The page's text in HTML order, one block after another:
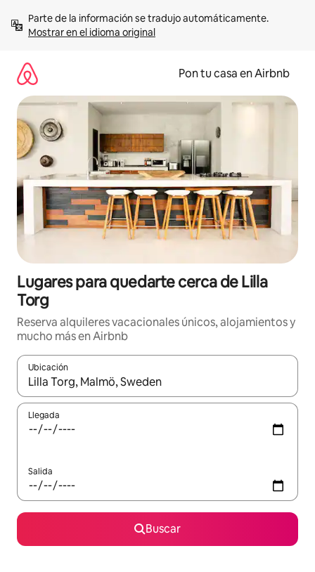
contenidoMostrar en el idioma original
Pon tu casa en Airbnb
Lugares para quedarte cerca de Lilla
Torg
Reserva alquileres vacacionales únicos, alojamientos y
mucho más en Airbnb
Ubicación
Cuando los resultados estén disponibles, navega con las
Llegada
Salida
Buscar